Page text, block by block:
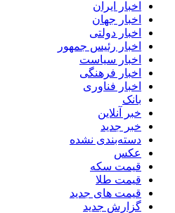
اخبار ایران
اخبار جهان
اخبار دولتی
اخبار رئیس جمهور
اخبار سیاست
اخبار فرهنگی
اخبار فناوری
بانک
خبر آنلاین
خبر جدید
دسته‌بندی نشده
عکس
قیمت سکه
قیمت طلا
قیمت های جدید
گزارش جدید